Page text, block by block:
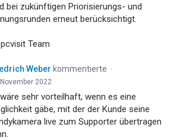
bei zukünftigen Priorisierungs- und
erneut berücksichtigt.
Team
Weber kommentierte ·
2022
sehr vorteilhaft, wenn es eine
gäbe, mit der der Kunde seine
live zum Supporter übertragen